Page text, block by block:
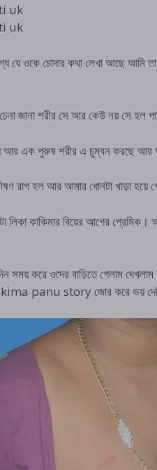
uk
uk
যে ওকে চোদার কথা লেখা আছে আমি
জানা শরীর সে আর কেউ নয় সে হল
এক পুরুষ শরীর এ চুম্বন করছে আর
রাগ হল আর আমার ধোনটা খাড়া হয়ে
কাকিমার বিয়ের আগের প্রেমিক।
সময় করে ওদের বাড়িতে গেলাম
panu story জোর করে ভয়